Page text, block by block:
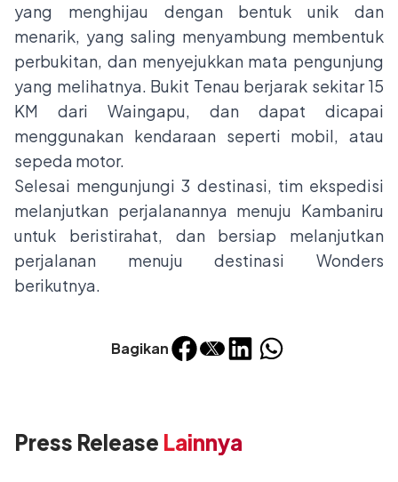
Bagikan
yang menghijau dengan bentuk unik dan
menarik, yang saling menyambung membentuk
perbukitan, dan menyejukkan mata pengunjung
yang melihatnya. Bukit Tenau berjarak sekitar 15
KM dari Waingapu, dan dapat dicapai
menggunakan kendaraan seperti mobil, atau
sepeda motor.
Selesai mengunjungi 3 destinasi, tim ekspedisi
melanjutkan perjalanannya menuju Kambaniru
untuk beristirahat, dan bersiap melanjutkan
perjalanan menuju destinasi Wonders
berikutnya.
Press Release Lainnya